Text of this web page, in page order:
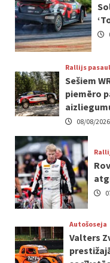
Rallijs
Sešiem
piemēro
08/08/2026
Autošoseja
Valters